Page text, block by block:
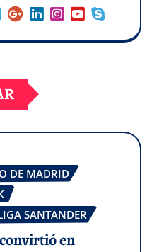
DE MADRID
SANTANDER
en